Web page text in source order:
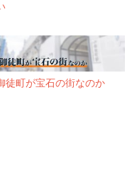
徒町が宝石の街なのか